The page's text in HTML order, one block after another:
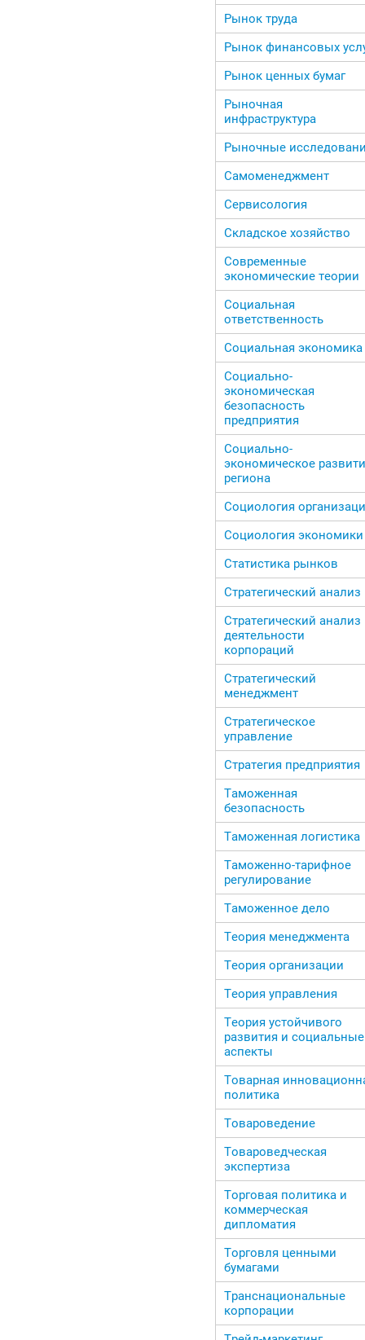
Рынок труда
Рынок финансовых
Рынок ценных бумаг
Рыночная
инфраструктура
Рыночные
Самоменеджмент
Сервисология
Складское хозяйство
Современные
экономические теории
Социальная
ответственность
Социальная экономика
Социально-
экономическая
безопасность
предприятия
Социально-
экономическое
региона
Социология
Социология экономики
Статистика рынков
Стратегический анализ
Стратегический анализ
деятельности
корпораций
Стратегический
менеджмент
Стратегическое
управление
Стратегия предприятия
Таможенная
безопасность
Таможенная логистика
Таможенно-тарифное
регулирование
Таможенное дело
Теория менеджмента
Теория организации
Теория управления
Теория устойчивого
развития и социальные
аспекты
Товарная
политика
Товароведение
Товароведческая
экспертиза
Торговая политика и
коммерческая
дипломатия
Торговля ценными
бумагами
Транснациональные
корпорации